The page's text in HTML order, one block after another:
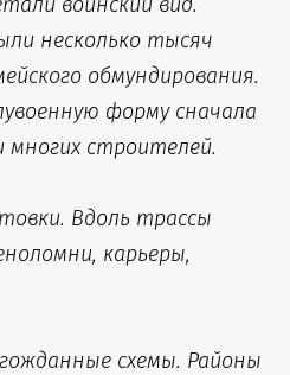
несколько тысяч
обмундирования.
форму сначала
строителей.
Вдоль трассы
карьеры,
схемы. Районы